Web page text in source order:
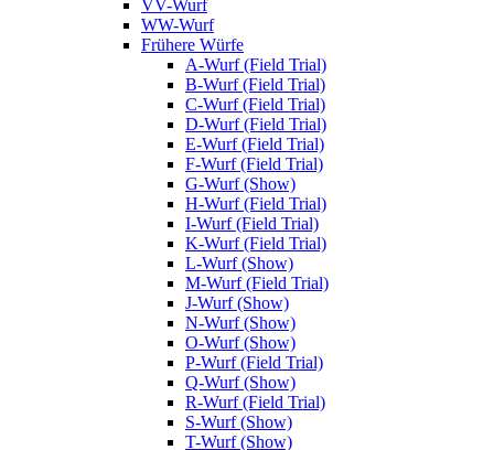
VV-Wurf
WW-Wurf
Frühere Würfe
A-Wurf (Field Trial)
B-Wurf (Field Trial)
C-Wurf (Field Trial)
D-Wurf (Field Trial)
E-Wurf (Field Trial)
F-Wurf (Field Trial)
G-Wurf (Show)
H-Wurf (Field Trial)
I-Wurf (Field Trial)
K-Wurf (Field Trial)
L-Wurf (Show)
M-Wurf (Field Trial)
J-Wurf (Show)
N-Wurf (Show)
O-Wurf (Show)
P-Wurf (Field Trial)
Q-Wurf (Show)
R-Wurf (Field Trial)
S-Wurf (Show)
T-Wurf (Show)